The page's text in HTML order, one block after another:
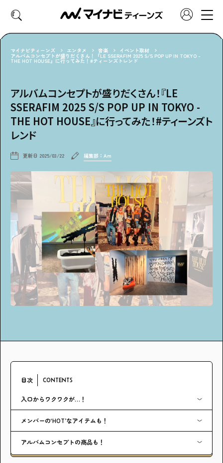
好きなカテゴリーから見る
ファッション ヘア・メイク
エンタメ 診断
特集・連載 社会体験
アンケート プレゼント
ティーンのうちにしかできない特別な体験を！
マイナビティーンズ エンタメ 音楽 イベント取材
アルバムコンセプトが盛りだくさん！『LE SSERAFIM 2025 S/S POP UP IN TOKYO -
THE HOT HOUSE』に行ってみた！#ティーンズトレンド
アルバムコンセプトが盛りだくさん！『LE
SSERAFIM 2025 S/S POP UP IN TOKYO -
THE HOT HOUSE』に行ってみた！#ティーンズト
レンド
更新日 2025/03/22 編集部：Am
目次 CONTENTS
入口からワクワクが…！
メンバーの‘HOT’なアイテムも！
アルバムコンセプトの商品も！